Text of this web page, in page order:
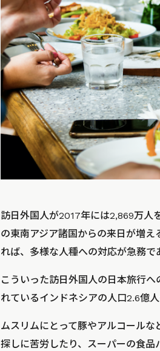
訪日外国人が2017年には2,869万人
の東南アジア諸国からの来日が増
れば、多様な人種への対応が急務で
こういった訪日外国人の日本旅行
れているインドネシアの人口2.6億
ムスリムにとって豚やアルコール
探しに苦労したり、スーパーの食